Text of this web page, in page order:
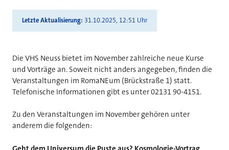
Letzte Aktualisierung 31.10.2025, 12:51 Uhr
Die VHS Neuss bietet im November zahlreiche neue Kurse
und Vorträge an. Soweit nicht anders angegeben, finden die
Veranstaltungen im RomaNEum (Brückstraße 1) statt.
Telefonische Informationen gibt es unter 02131 90-4151.
Zu den Veranstaltungen im November gehören unter
anderem die folgenden: